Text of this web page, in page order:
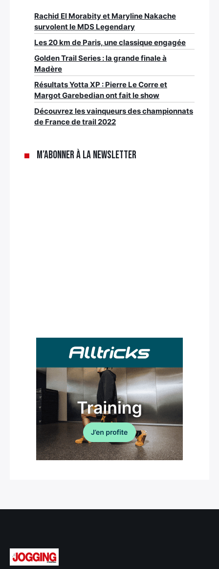
Rachid El Morabity et Maryline Nakache
survolent le MDS Legendary
Les 20 km de Paris, une classique engagée
Golden Trail Series : la grande finale à
Madère
Résultats Yotta XP : Pierre Le Corre et
Margot Garebedian ont fait le show
Découvrez les vainqueurs des championnats
de France de trail 2022
M’abonner à la newsletter